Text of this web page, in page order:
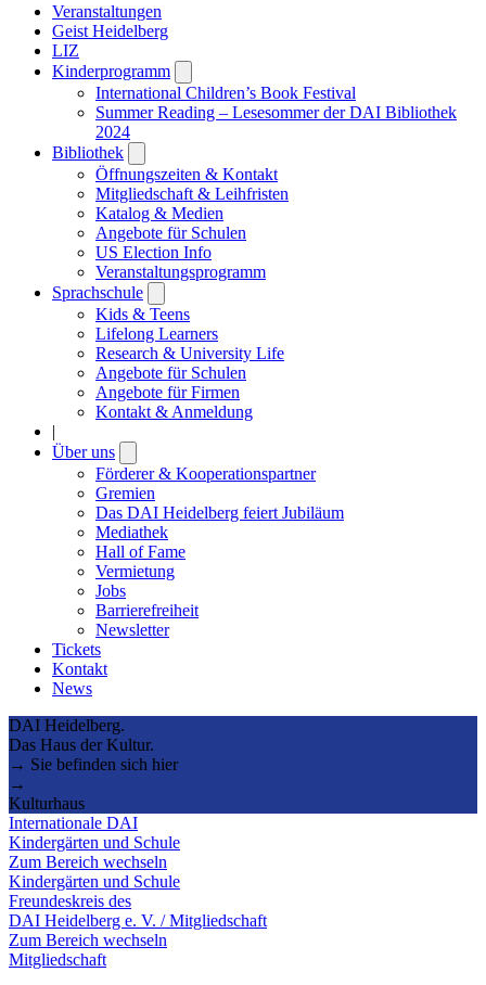
Veranstaltungen
Geist Heidelberg
LIZ
Kinderprogramm
submenu
International Children’s Book Festival
Summer Reading – Lesesommer der DAI Bibliothek
2024
Bibliothek
submenu
Öffnungszeiten & Kontakt
Mitgliedschaft & Leihfristen
Katalog & Medien
Angebote für Schulen
US Election Info
Veranstaltungsprogramm
Sprachschule
submenu
Kids & Teens
Lifelong Learners
Research & University Life
Angebote für Schulen
Angebote für Firmen
Kontakt & Anmeldung
|
Über uns
submenu
Förderer & Kooperationspartner
Gremien
Das DAI Heidelberg feiert Jubiläum
Mediathek
Hall of Fame
Vermietung
Jobs
Barrierefreiheit
Newsletter
Tickets
Kontakt
News
DAI Heidelberg.
Das Haus der Kultur.
→ Sie befinden sich hier
→
Kulturhaus
Internationale DAI
Kindergärten und Schule
Zum Bereich wechseln
Kindergärten und Schule
Freundeskreis des
DAI Heidelberg e. V. / Mitgliedschaft
Zum Bereich wechseln
Mitgliedschaft